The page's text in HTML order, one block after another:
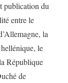
publication du
entre le
la
le
République
de